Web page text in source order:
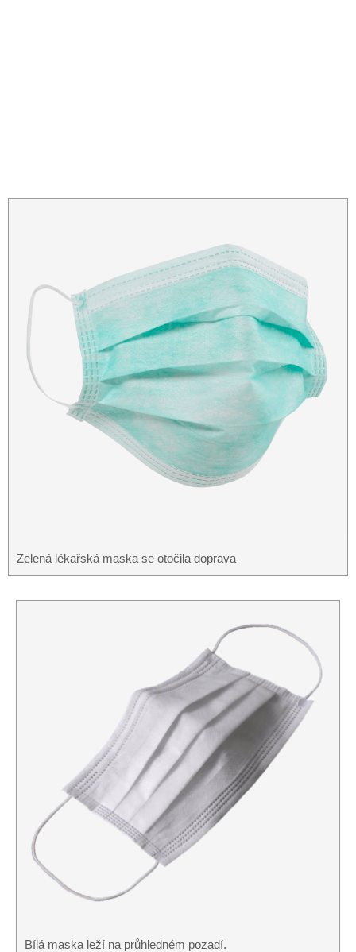
Zelená lékařská maska ​​se otočila doprava
Bílá maska ​​leží na průhledném pozadí.